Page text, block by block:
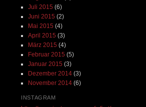
Juli 2015 (6)
Juni 2015 (2)
Mai 2015 (4)
April 2015 (3)
März 2015 (4)
Februar 2015 (5)
Januar 2015 (3)
Dezember 2014(3)
November 2014(6)
INSTAGRAM